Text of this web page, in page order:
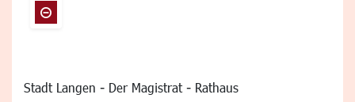
Stadt Langen - Der Magistrat - Rathaus